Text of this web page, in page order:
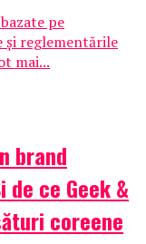
pe
și reglementările
mai...
brand
de ce Geek &
coreene